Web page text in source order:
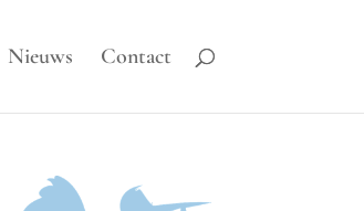
Nieuws Contact